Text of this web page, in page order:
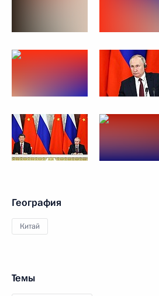
География
Китай
Темы